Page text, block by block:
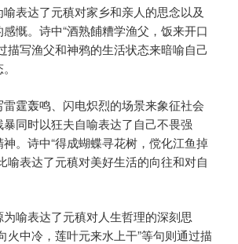
表达了元稹对家乡和亲人的思念以及
慨。诗中“酒熟餔糟学渔父，饭来开口
描写渔父和神鸦的生活状态来暗喻自己
霆轰鸣、闪电炽烈的场景来象征社会
同时以狂夫自喻表达了自己不畏强
。诗中“得成蝴蝶寻花树，傥化江鱼掉
喻表达了元稹对美好生活的向往和对自
喻表达了元稹对人生哲理的深刻思
火中冷，莲叶元来水上干”等句则通过描